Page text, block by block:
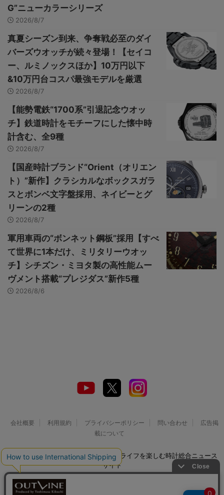
G”ニューカラーシリーズ
2026/8/7
真夏シーズン到来、争奪戦必至のダイ
バーズウオッチが続々登場！【セイコ
ー、ルミノックスほか】10万円以下
&10万円台コスパ最強モデルを厳選
2026/8/7
【能勢電鉄“1700系”引退記念ウオッ
チ】鉄道時計をモチーフにした懐中時
計含む、全9種
2026/8/7
【国産時計ブランド“Orient（オリエン
ト）”新作】クラシカルなボックスガラ
スとボンベ文字盤採用、ネイビーとグ
リーンの2種
2026/8/7
軍用車両の“ボンネット鋼板”採用【すべ
て世界に1本だけ、ミリタリーウオッ
チ】シチズン・ミヨタ製の高性能ムー
ヴメント搭載“プレジダス”新作5種
2026/8/6
会社概要 利用規約 プライバシーポリシー 問い合わせ
広告掲
載について
© 2026 Watch LIFE NEWS｜ウオッチライフを楽しむ時計総合ニュース
サイト